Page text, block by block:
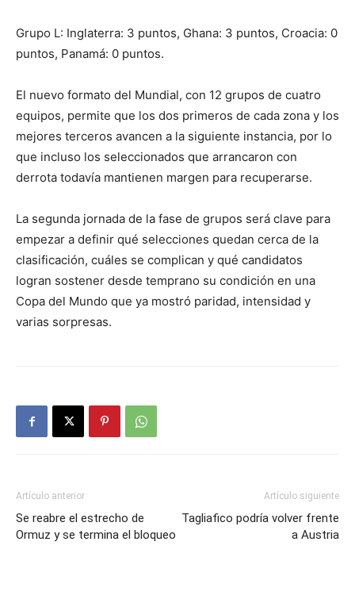
Grupo L: Inglaterra: 3 puntos, Ghana: 3 puntos, Croacia: 0
puntos, Panamá: 0 puntos.
El nuevo formato del Mundial, con 12 grupos de cuatro
equipos, permite que los dos primeros de cada zona y los
mejores terceros avancen a la siguiente instancia, por lo
que incluso los seleccionados que arrancaron con
derrota todavía mantienen margen para recuperarse.
La segunda jornada de la fase de grupos será clave para
empezar a definir qué selecciones quedan cerca de la
clasificación, cuáles se complican y qué candidatos
logran sostener desde temprano su condición en una
Copa del Mundo que ya mostró paridad, intensidad y
varias sorpresas.
Artículo anterior
Se reabre el estrecho de
Ormuz y se termina el bloqueo
Artículo siguiente
Tagliafico podría volver frente
a Austria